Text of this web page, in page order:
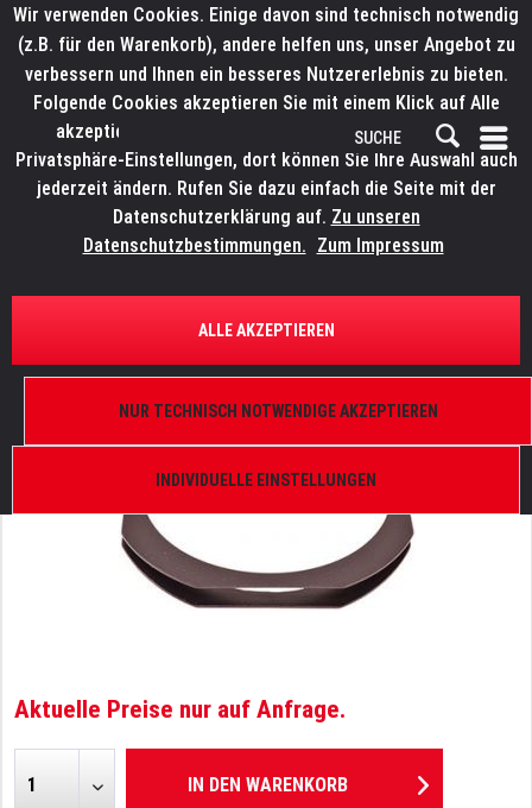
ÜBERSICHT ERSATZTEILE
ELATION 9900009762
Aktuelle Preise nur auf Anfrage.
IN DEN WARENKORB
Wir verwenden Cookies. Einige davon sind technisch notwendig
(z.B. für den Warenkorb), andere helfen uns, unser Angebot zu
verbessern und Ihnen ein besseres Nutzererlebnis zu bieten.
Folgende Cookies akzeptieren Sie mit einem Klick auf Alle
akzeptieren. Weitere Informationen finden Sie in den
Privatsphäre-Einstellungen, dort können Sie Ihre Auswahl auch
jederzeit ändern. Rufen Sie dazu einfach die Seite mit der
Datenschutzerklärung auf. Zu unseren
Datenschutzbestimmungen. Zum Impressum
INDIVIDUELLE EINSTELLUNGEN
NUR TECHNISCH NOTWENDIGE AKZEPTIEREN
ALLE AKZEPTIEREN